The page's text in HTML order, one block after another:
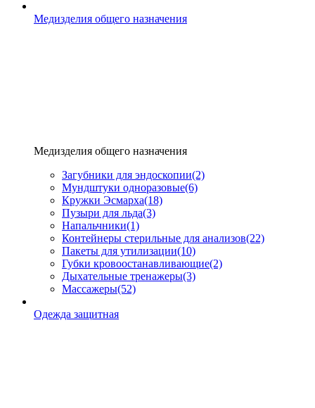
Медизделия общего назначения
Медизделия общего назначения
Загубники для эндоскопии(2)
Мундштуки одноразовые(6)
Кружки Эсмарха(18)
Пузыри для льда(3)
Напальчники(1)
Контейнеры стерильные для анализов(22)
Пакеты для утилизации(10)
Губки кровоостанавливающие(2)
Дыхательные тренажеры(3)
Массажеры(52)
Одежда защитная